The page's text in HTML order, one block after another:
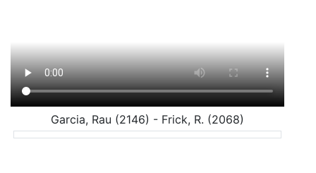
Garcia, Rau (2146) - Frick, R. (2068)